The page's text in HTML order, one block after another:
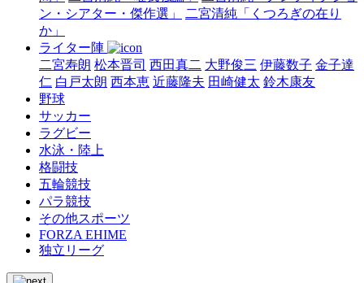
ン・シアター・傑作選」
二宮清純「くつろぎの在り
か」
ライター陣
二宮寿朗 松本晋司 西田真二 大野俊三 伊藤数子 金子達
仁 白戸太朗 西本恵 近藤隆夫 田崎健太 鈴木康友
野球
サッカー
ラグビー
水泳・陸上
格闘技
五輪競技
パラ競技
その他スポーツ
FORZA EHIME
独立リーグ